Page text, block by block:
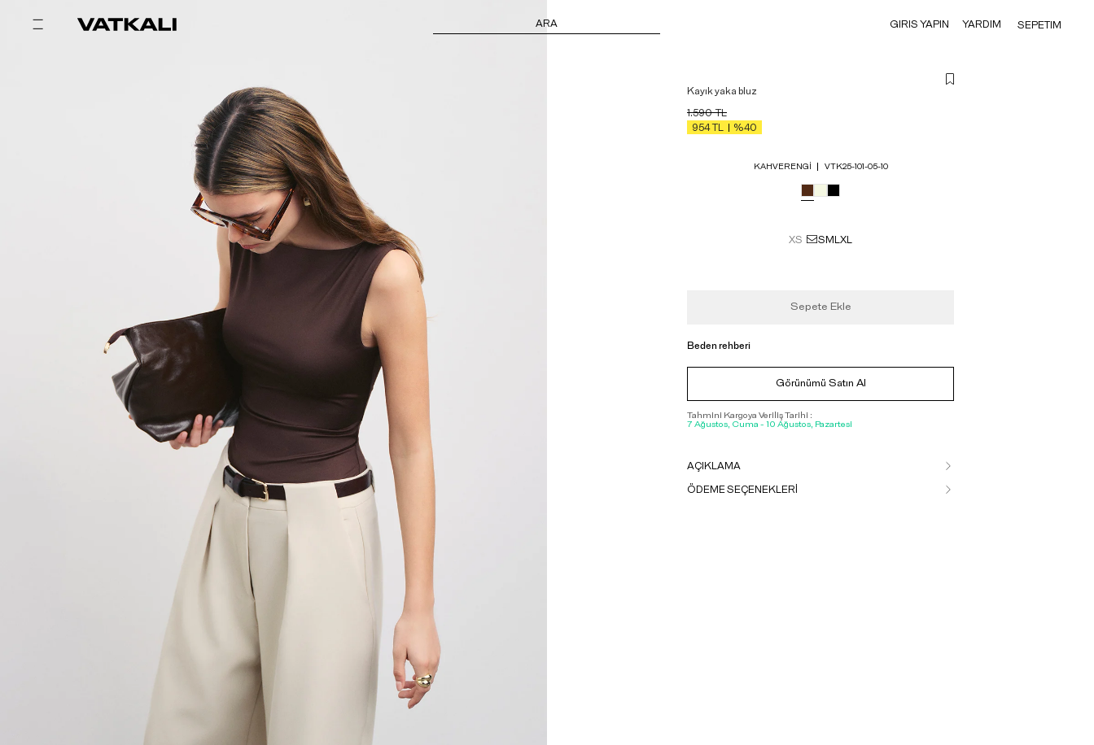
ARA GIRIS YAPIN YARDIM SEPETIM
Kayık yaka bluz
1.590TL
954 TL %40
KAHVERENGI VTK25-101-05-10
XS S M XL
Sepete Ekle
Beden rehberi
Görünümü Satın Al
Tahmini Kargoya Veriliş Tarihi :
7 Ağustos, Cuma - 10 Ağustos, Pazartesi
AÇIKLAMA
ÖDEME SEÇENEKLERİ